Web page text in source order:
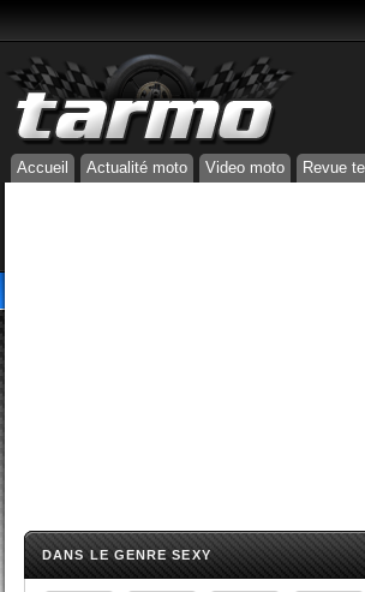
Accueil Actualité moto Video moto Revue
DANS LE GENRE SEXY